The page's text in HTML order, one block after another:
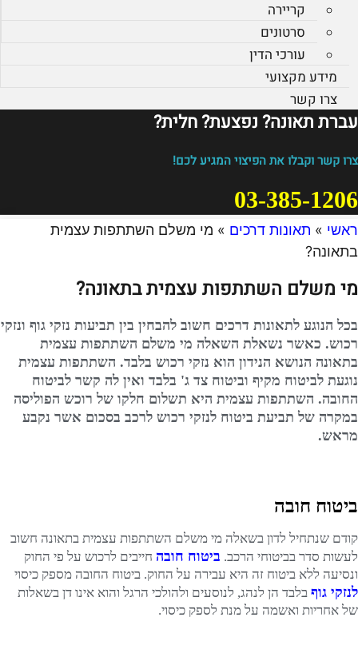
קריירה
סרטונים
עורכי הדין
מידע מקצועי
צרו קשר
עברת תאונה? נפצעת? חלית?​
צרו קשר וקבלו את הפיצוי המגיע לכם!
03-385-1206
ראשי » תאונות דרכים » מי משלם השתתפות עצמית
בתאונה?
מי משלם השתתפות עצמית בתאונה?
בכל הנוגע לתאונות דרכים חשוב להבחין בין תביעות נזקי גוף ונזקי
רכוש. כאשר נשאלת השאלה מי משלם השתתפות עצמית
בתאונה הנושא הנידון הוא נזקי רכוש בלבד. השתתפות עצמית
נוגעת לביטוח מקיף וביטוח צד ג' בלבד ואין לה קשר לביטוח
החובה. השתתפות עצמית היא תשלום חלקו של רוכש הפוליסה
במקרה של תביעת ביטוח לנזקי רכוש לרכב בסכום אשר נקבע
מראש.
ביטוח חובה
קודם שנתחיל לדון בשאלה מי משלם השתתפות עצמית בתאונה חשוב
לעשות סדר בביטוחי הרכב. ביטוח חובה חייבים לרכוש על פי החוק
ונסיעה ללא ביטוח זה היא עבירה על החוק. ביטוח החובה מספק כיסוי
לנזקי גוף בלבד הן לנהג, לנוסעים ולהולכי הרגל והוא אינו דן בשאלות
של אחריות ואשמה על מנת לספק כיסוי.